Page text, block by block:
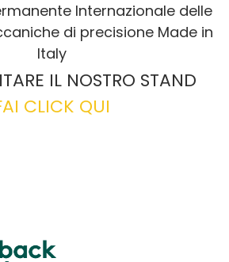
Internazionale delle
di precisione Made in
Italy
IL NOSTRO STAND
CLICK QUI